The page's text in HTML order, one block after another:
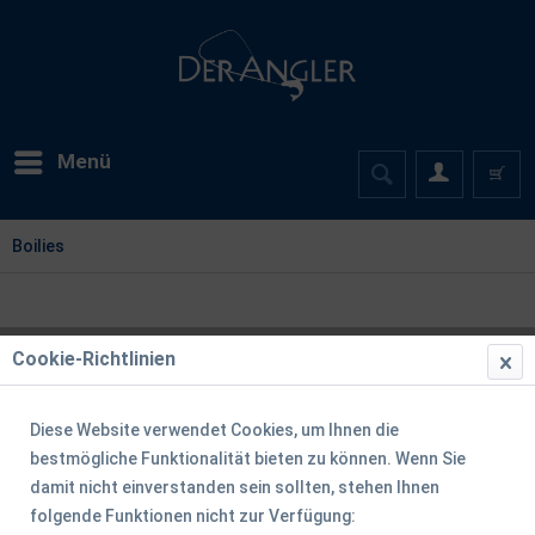
Menü
Boilies
Cookie-Richtlinien
Diese Website verwendet Cookies, um Ihnen die
bestmögliche Funktionalität bieten zu können. Wenn Sie
damit nicht einverstanden sein sollten, stehen Ihnen
folgende Funktionen nicht zur Verfügung: